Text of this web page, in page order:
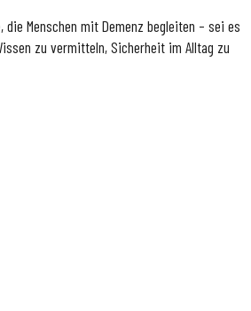
Menschen mit Demenz begleiten – sei es
zu vermitteln, Sicherheit im Alltag zu